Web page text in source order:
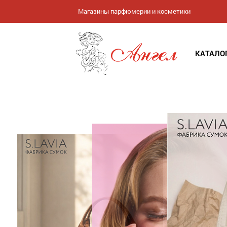
Магазины парфюмерии и косметики